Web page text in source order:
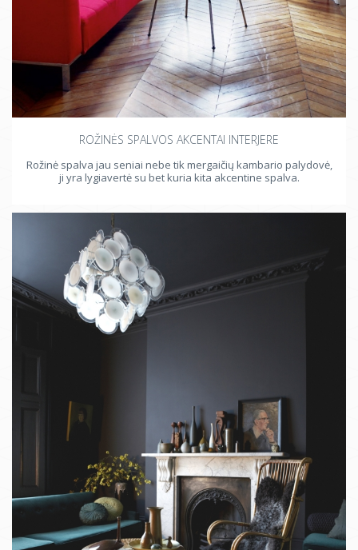
ROŽINĖS SPALVOS AKCENTAI INTERJERE
Rožinė spalva jau seniai nebe tik mergaičių kambario palydovė,
ji yra lygiavertė su bet kuria kita akcentine spalva.